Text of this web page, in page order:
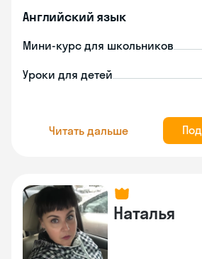
Английский язык
Мини-курс для школьников
Уроки для детей
Читать дальше
Наталья